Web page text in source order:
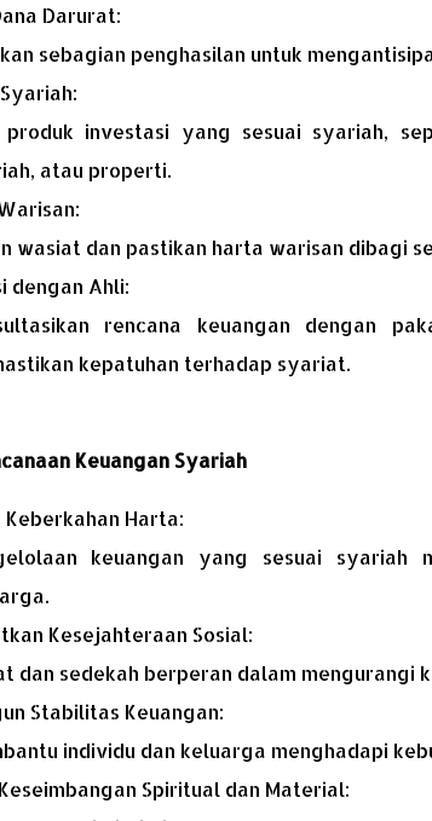
Darurat:
sebagian penghasilan untuk
produk investasi yang sesuai syariah,
atau properti.
wasiat dan pastikan harta warisan dibagi
dengan Ahli:
rencana keuangan dengan
kepatuhan terhadap syariat.
Keuangan Syariah
Keberkahan Harta:
keuangan yang sesuai syariah
Kesejahteraan Sosial:
dan sedekah berperan dalam mengurangi
Stabilitas Keuangan:
individu dan keluarga menghadapi
Spiritual dan Material: